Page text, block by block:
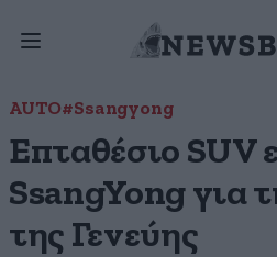
AUTO#Ssangyong
Επταθέσιο SUV
SsangYong για
της Γενεύης